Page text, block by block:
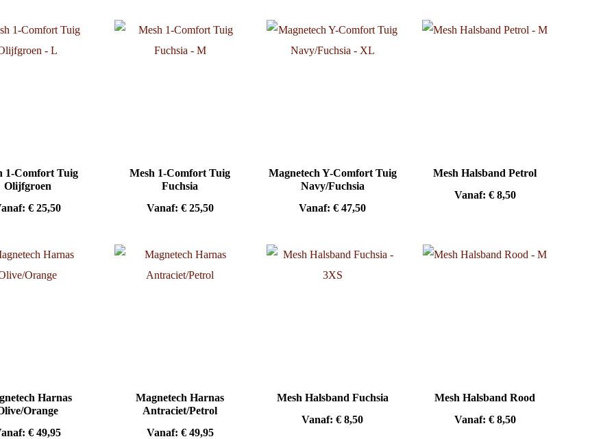
1-Comfort Tuig
Olijfgroen
€ 25,50
Mesh 1-Comfort Tuig
Fuchsia
Vanaf: €25,50
Magnetech Y-Comfort Tuig
Navy/Fuchsia
Vanaf:€ 47,50
Mesh Halsband Petrol
Vanaf: €8,50
Harnas
Orange
€ 49,95
Magnetech Harnas
Antraciet/Petrol
Vanaf: €49,95
Mesh Halsband Fuchsia
Vanaf:€ 8,50
Mesh Halsband Rood
Vanaf: €8,50